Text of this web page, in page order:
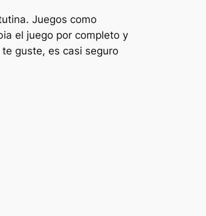
Juegos como
el juego por completo y
guste, es casi seguro